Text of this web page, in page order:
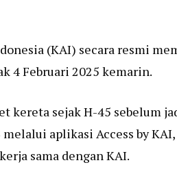
(KAI) secara resmi
4 Februari 2025 kemarin.
kereta sejak H-45 sebelum
aplikasi Access by
sama dengan KAI.